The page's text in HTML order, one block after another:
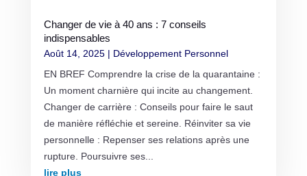
Changer de vie à 40 ans : 7 conseils
indispensables
Août 14, 2025| Développement Personnel
EN BREF Comprendre la crise de la quarantaine :
Un moment charnière qui incite au changement.
Changer de carrière : Conseils pour faire le saut
de manière réfléchie et sereine. Réinviter sa vie
personnelle : Repenser ses relations après une
rupture. Poursuivre ses...
lire plus